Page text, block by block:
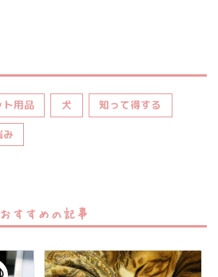
ト用品 犬 知って得する
み
すすめの記事